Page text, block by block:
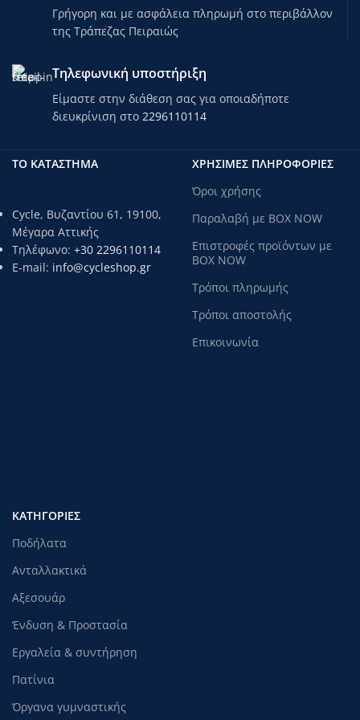
Γρήγορη και με ασφάλεια πληρωμή στο περιβάλλον
της Τράπεζας Πειραιώς
Τηλεφωνική υποστήριξη
Είμαστε στην διάθεση σας για οποιαδήποτε
διευκρίνιση στο 2296110114
ΤΟ ΚΑΤΑΣΤΗΜΑ
Cycle, Βυζαντίου 61, 19100,
Μέγαρα Αττικής
Τηλέφωνο: +30 2296110114
E-mail: info@cycleshop.gr
ΧΡΗΣΙΜΕΣ ΠΛΗΡΟΦΟΡΙΕΣ
Όροι χρήσης
Παραλαβή με BOX NOW
Επιστροφές προϊόντων με
BOX NOW
Τρόποι πληρωμής
Τρόποι αποστολής
Επικοινωνία
ΚΑΤΗΓΟΡΊΕΣ
Ποδήλατα
Ανταλλακτικά
Αξεσουάρ
Ένδυση & Προστασία
Εργαλεία & συντήρηση
Πατίνια
Όργανα γυμναστικής